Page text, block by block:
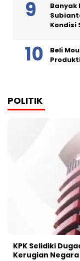
Banyak
Kondisi
Beli
POLITIK
KPK Selidiki
Kerugian Negara